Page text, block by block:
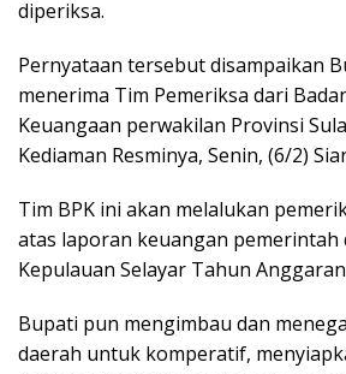
diperiksa.
Pernyataan tersebut disampaikan
menerima Tim Pemeriksa dari
Keuangaan perwakilan Provinsi
Kediaman Resminya, Senin, (6/2)
Tim BPK ini akan melalukan
atas laporan keuangan pemerintah
Kepulauan Selayar Tahun
Bupati pun mengimbau dan
daerah untuk komperatif,